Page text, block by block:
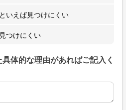
いえば見つけにくい
つけにくい
体的な理由があればご記入く
体的な理由があればご記入くだ